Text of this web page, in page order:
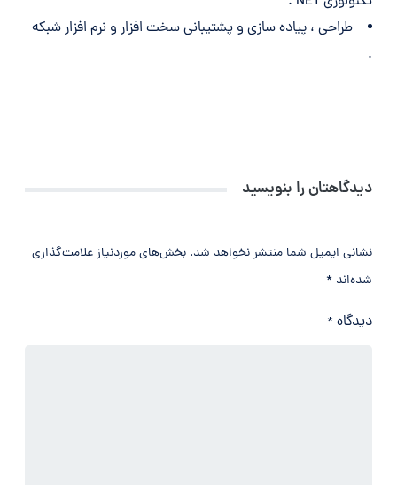
طراحی ، پیاده سازی و پشتیبانی سخت افزار و نرم افزار شبکه
.
دیدگاهتان را بنویسید
نشانی ایمیل شما منتشر نخواهد شد. بخش‌های موردنیاز علامت‌گذاری
شده‌اند *
دیدگاه*